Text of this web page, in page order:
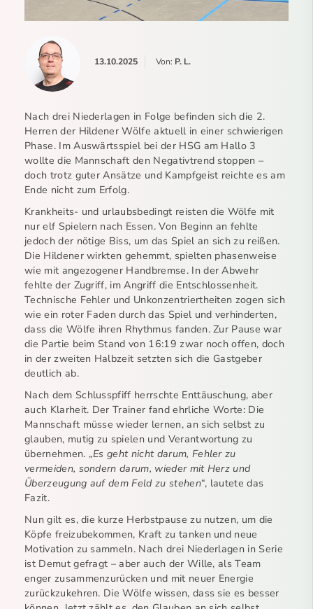
13.10.2025 Von: P. L.
Nach drei Niederlagen in Folge befinden sich die 2.
Herren der Hildener Wölfe aktuell in einer schwierigen
Phase. Im Auswärtsspiel bei der HSG am Hallo 3
wollte die Mannschaft den Negativtrend stoppen –
doch trotz guter Ansätze und Kampfgeist reichte es am
Ende nicht zum Erfolg.
Krankheits- und urlaubsbedingt reisten die Wölfe mit
nur elf Spielern nach Essen. Von Beginn an fehlte
jedoch der nötige Biss, um das Spiel an sich zu reißen.
Die Hildener wirkten gehemmt, spielten phasenweise
wie mit angezogener Handbremse. In der Abwehr
fehlte der Zugriff, im Angriff die Entschlossenheit.
Technische Fehler und Unkonzentriertheiten zogen sich
wie ein roter Faden durch das Spiel und verhinderten,
dass die Wölfe ihren Rhythmus fanden. Zur Pause war
die Partie beim Stand von 16:19 zwar noch offen, doch
in der zweiten Halbzeit setzten sich die Gastgeber
deutlich ab.
Nach dem Schlusspfiff herrschte Enttäuschung, aber
auch Klarheit. Der Trainer fand ehrliche Worte: Die
Mannschaft müsse wieder lernen, an sich selbst zu
glauben, mutig zu spielen und Verantwortung zu
übernehmen. „Es geht nicht darum, Fehler zu
vermeiden, sondern darum, wieder mit Herz und
Überzeugung auf dem Feld zu stehen“, lautete das
Fazit.
Nun gilt es, die kurze Herbstpause zu nutzen, um die
Köpfe freizubekommen, Kraft zu tanken und neue
Motivation zu sammeln. Nach drei Niederlagen in Serie
ist Demut gefragt – aber auch der Wille, als Team
enger zusammenzurücken und mit neuer Energie
zurückzukehren. Die Wölfe wissen, dass sie es besser